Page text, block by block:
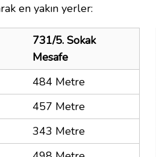
en yakın yerler:
731/5. Sokak
Mesafe
484 Metre
457 Metre
343 Metre